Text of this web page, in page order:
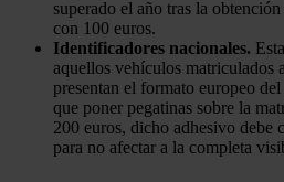
superado el año tras la
con 100 euros.
Identificadores nacionales.
aquellos vehículos matriculados
presentan el formato europeo
que poner pegatinas sobre la
200 euros, dicho adhesivo debe
para no afectar a la completa